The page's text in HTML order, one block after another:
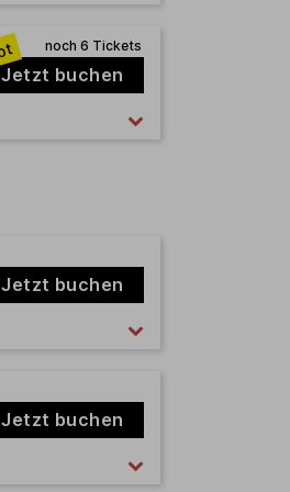
Jetzt buchen
Jetzt buchen
Jetzt buchen